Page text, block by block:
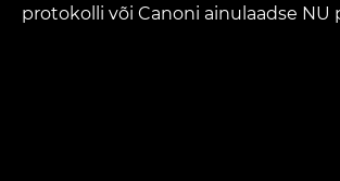
protokolli või Canoni ainulaadse NU